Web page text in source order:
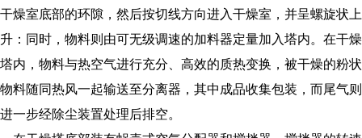
干燥室底部的环隙，然后按切线方向进入干燥室，并呈螺旋状上
升：同时，物料则由可无级调速的加料器定量加入塔内。在干燥
塔内，物料与热空气进行充分、高效的质热变换，被干燥的粉状
物料随同热风一起输送至分离器，其中成品收集包装，而尾气则
进一步经除尘装置处理后排空。